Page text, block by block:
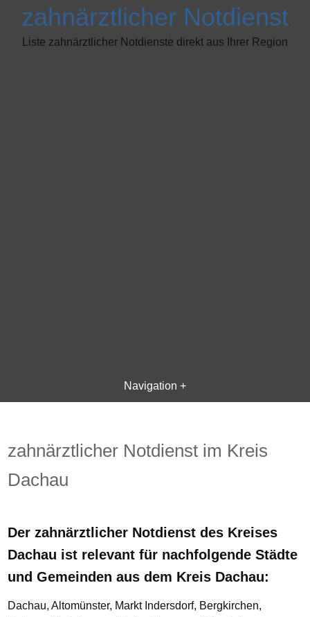
zahnärztlicher Notdienst
Liste zahnärztlicher Notdienste direkt aus Ihrer Region
Navigation +
zahnärztlicher Notdienst im Kreis
Dachau
Der zahnärztlicher Notdienst des Kreises
Dachau ist relevant für nachfolgende Städte
und Gemeinden aus dem Kreis Dachau:
Dachau, Altomünster, Markt Indersdorf, Bergkirchen,